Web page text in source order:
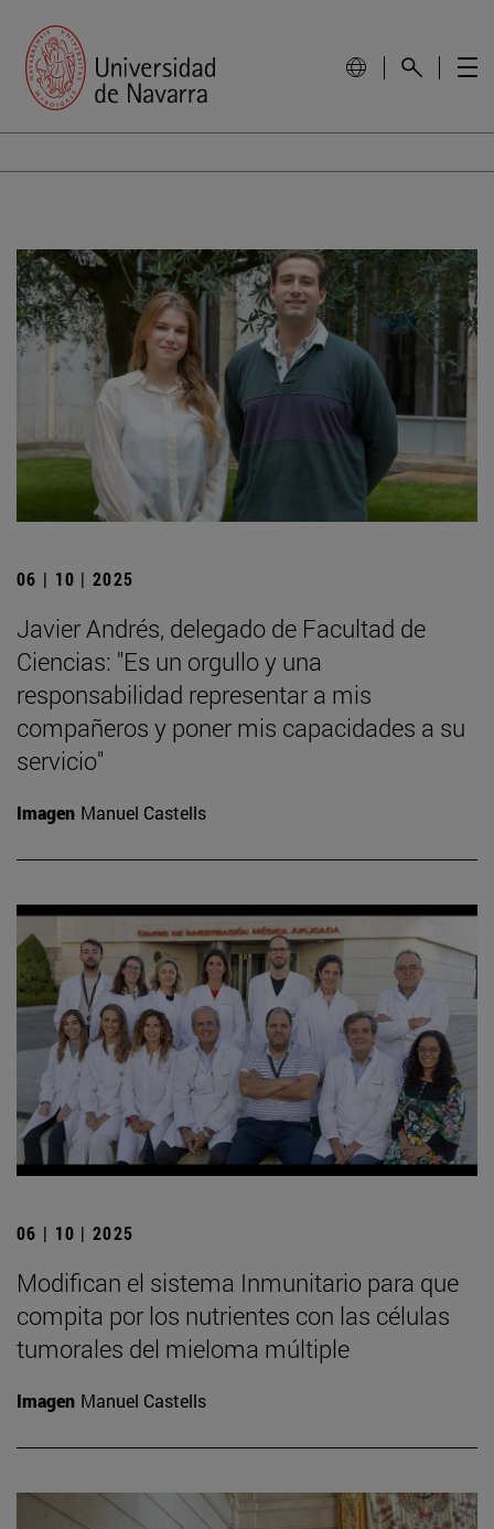
06 | 10 | 2025
Javier Andrés, delegado de Facultad de
Ciencias: "Es un orgullo y una
responsabilidad representar a mis
compañeros y poner mis capacidades a su
servicio"
Imagen Manuel Castells
06 | 10 | 2025
Modifican el sistema Inmunitario para que
compita por los nutrientes con las células
tumorales del mieloma múltiple
Imagen Manuel Castells